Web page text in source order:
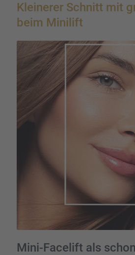
Kleine­rer Schnitt mit
beim Minilift
Mini-Facelift als